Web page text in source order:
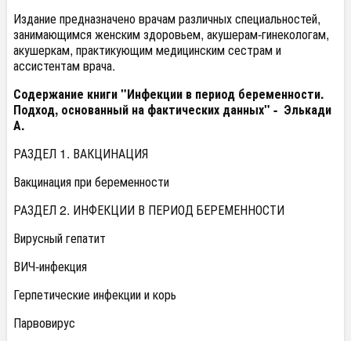
Издание предназначено врачам различных специальностей,
занимающимся женским здоровьем, акушерам-гинекологам,
акушеркам, практикующим медицинским сестрам и
ассистентам врача.
Содержание книги "Инфекции в период беременности.
Подход, основанный на фактических данных" - Элькади
А.
РАЗДЕЛ 1. ВАКЦИНАЦИЯ
Вакцинация при беременности
РАЗДЕЛ 2. ИНФЕКЦИИ В ПЕРИОД БЕРЕМЕННОСТИ
Вирусный гепатит
ВИЧ-инфекция
Герпетические инфекции и корь
Парвовирус